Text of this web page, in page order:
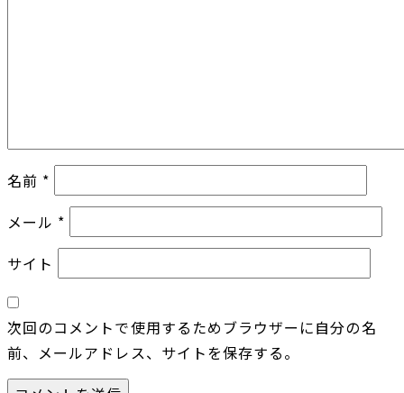
名前 *
メール *
サイト
次回のコメントで使用するためブラウザーに自分の名
前、メールアドレス、サイトを保存する。